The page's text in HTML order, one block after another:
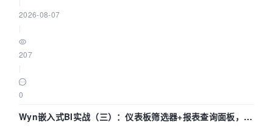
2026-08-07
207
0
Wyn嵌入式BI实战（三）：仪表板筛选器+报表查询面板，参